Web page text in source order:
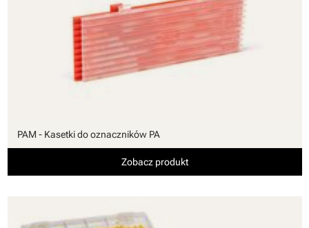
PAM - Kasetki do oznaczników PA
Zobacz produkt